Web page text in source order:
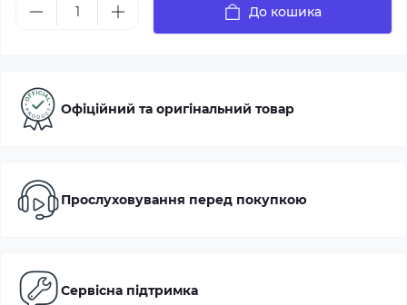
До кошика
Офіційний та оригінальний товар
Прослуховування перед покупкою
Сервісна підтримка